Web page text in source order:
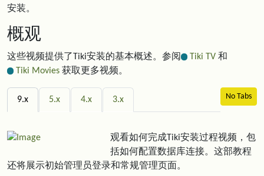
安装。
概观
这些视频提供了Tiki安装的基本概述。参阅 Tiki TV和
Tiki Movies获取更多视频。
No Tabs
9.x 5.x 4.x 3.x
观看如何完成Tiki安装过程视频，包
括如何配置数据库连接。这部教程
还将展示初始管理员登录和常规管理页面。